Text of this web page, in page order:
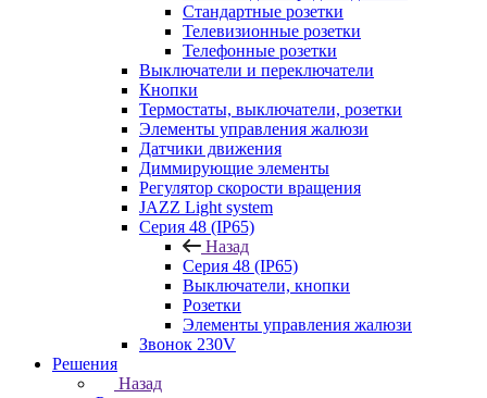
Стандартные розетки
Телевизионные розетки
Телефонные розетки
Выключатели и переключатели
Кнопки
Термостаты, выключатели, розетки
Элементы управления жалюзи
Датчики движения
Диммирующие элементы
Регулятор скорости вращения
JAZZ Light system
Серия 48 (IP65)
Назад
Серия 48 (IP65)
Выключатели, кнопки
Розетки
Элементы управления жалюзи
Звонок 230V
Решения
Назад